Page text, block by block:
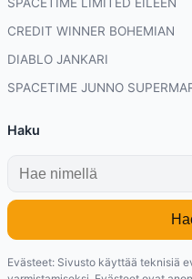
CREDIT WINNER BOHEMIAN
DIABLO JANKARI
SPACETIME JUNNO
Haku
Evästeet: Sivusto käyttää teknisiä